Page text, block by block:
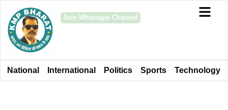
Join Whatsapp Channel
National International Politics Sports Technology